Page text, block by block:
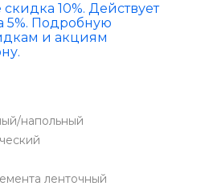
10%. Действует
5%. Подробную
и акциям
напольный
ленточный